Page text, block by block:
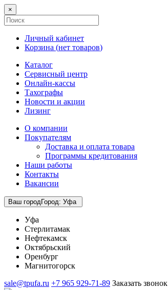
×
Личный кабинет
Корзина (нет товаров)
Каталог
Сервисный центр
Онлайн-кассы
Тахографы
Новости и акции
Лизинг
О компании
Покупателям
Доставка и оплата товара
Программы кредитования
Наши работы
Контакты
Вакансии
Ваш городГород: Уфа
Уфа
Стерлитамак
Нефтекамск
Октябрьский
Оренбург
Магнитогорск
sale@tpufa.ru +7 965 929-71-89 Заказать звонок